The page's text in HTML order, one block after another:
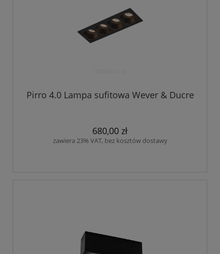
Pirro 4.0 Lampa sufitowa Wever & Ducre
680,00 zł
zawiera 23% VAT, bez kosztów dostawy